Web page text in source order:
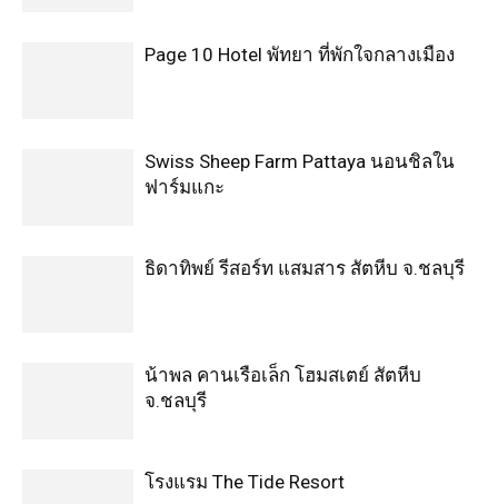
Page 10 Hotel พัทยา ที่พักใจกลางเมือง
Swiss Sheep Farm Pattaya นอนชิลใน
ฟาร์มแกะ
ธิดาทิพย์ รีสอร์ท แสมสาร สัตหีบ จ.ชลบุรี
น้าพล คานเรือเล็ก โฮมสเตย์ สัตหีบ
จ.ชลบุรี
โรงแรม The Tide Resort